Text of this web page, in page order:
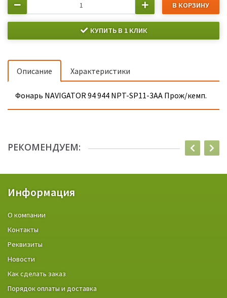
В КОРЗИНУ
КУПИТЬ В 1 КЛИК
Описание Характеристики
Фонарь NAVIGATOR 94 944 NPT-SP11-3AA Прож/кемп.
РЕКОМЕНДУЕМ:
Информация
О компании
Контакты
Реквизиты
Новости
Как сделать заказ
Порядок оплаты и доставка